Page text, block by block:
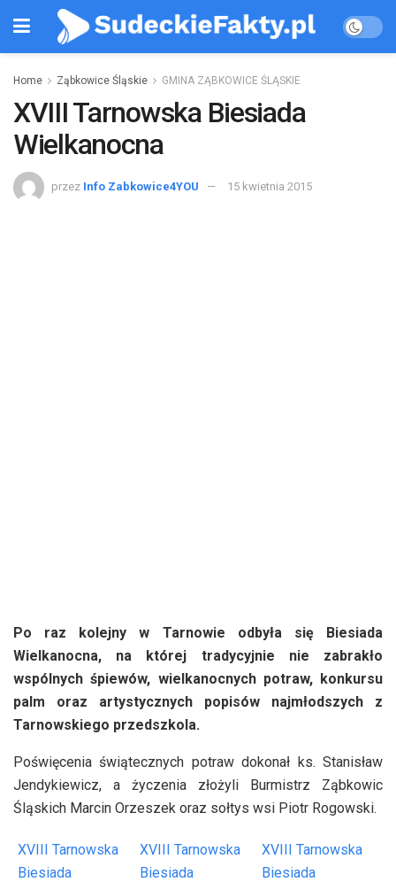
Home Ząbkowice Śląskie GMINA ZĄBKOWICE ŚLĄSKIE
XVIII Tarnowska Biesiada
Wielkanocna
przez Info Zabkowice4YOU 15 kwietnia 2015
Po raz kolejny w Tarnowie odbyła się Biesiada
Wielkanocna, na której tradycyjnie nie zabrakło
wspólnych śpiewów, wielkanocnych potraw, konkursu
palm oraz artystycznych popisów najmłodszych z
Tarnowskiego przedszkola.
Poświęcenia świątecznych potraw dokonał ks. Stanisław
Jendykiewicz, a życzenia złożyli Burmistrz Ząbkowic
Śląskich Marcin Orzeszek oraz sołtys wsi Piotr Rogowski.
XVIII Tarnowska
Biesiada
XVIII Tarnowska
Biesiada
XVIII Tarnowska
Biesiada